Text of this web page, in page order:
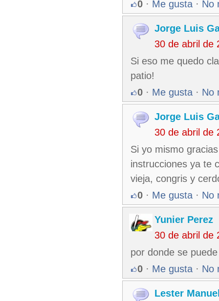
0 · Me gusta · No
Jorge Luis
30 de abril de
Si eso me quedo
patio!
0 · Me gusta · No
Jorge Luis
30 de abril de
Si yo mismo
instrucciones ya te
vieja, congris y
0 · Me gusta · No
Yunier Perez
30 de abril de
por donde se
0 · Me gusta · No
Lester